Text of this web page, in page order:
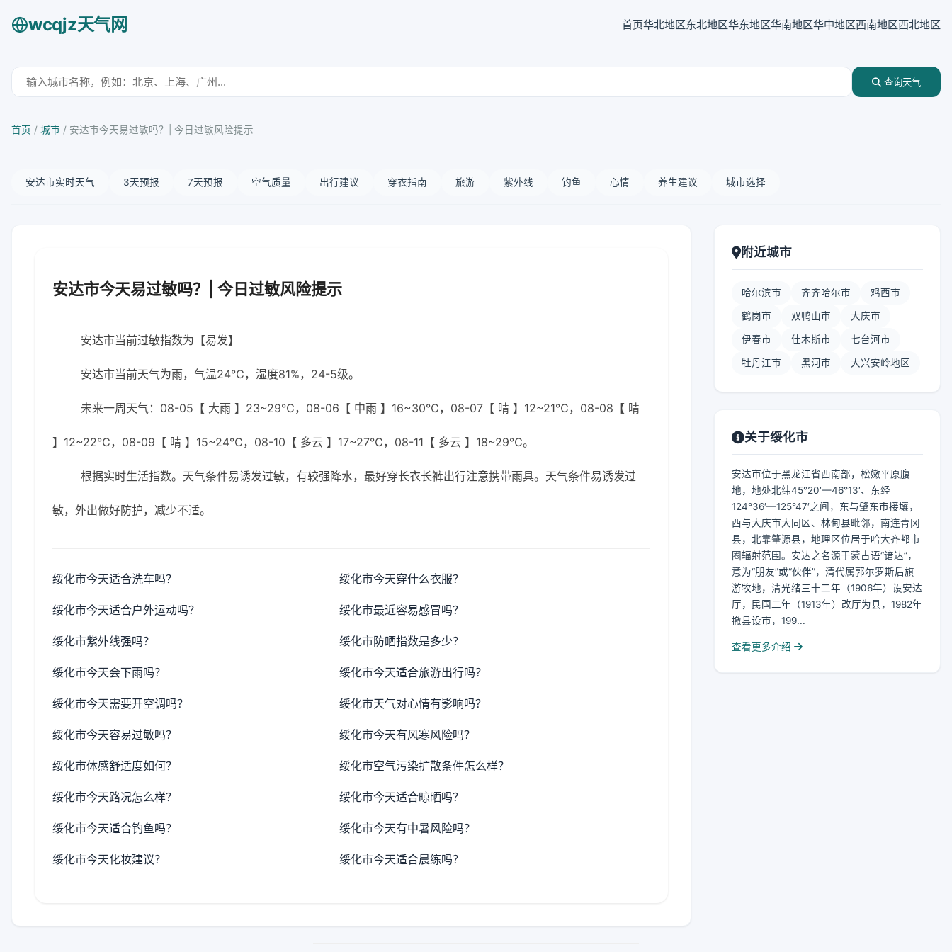
wcqjz天气网 首页华北地区东北地区华东地区华南地区华中地区西南地区西北地区
查询天气
首页 / 城市 / 安达市今天易过敏吗？| 今日过敏风险提示
安达市实时天气 3天预报 7天预报 空气质量 出行建议 穿衣指南 旅游 紫外线 钓鱼 心情 养生建议 城市选择
安达市今天易过敏吗？| 今日过敏风险提示
安达市当前过敏指数为【易发】
安达市当前天气为雨，气温24℃，湿度81%，24-5级。
未来一周天气：08-05【 大雨 】23~29℃，08-06【 中雨 】16~30℃，08-07【 晴 】12~21℃，08-08【 晴
】12~22℃，08-09【 晴 】15~24℃，08-10【 多云 】17~27℃，08-11【 多云 】18~29℃。
根据实时生活指数。天气条件易诱发过敏，有较强降水，最好穿长衣长裤出行注意携带雨具。天气条件易诱发过
敏，外出做好防护，减少不适。
绥化市今天适合洗车吗？ 绥化市今天穿什么衣服？
绥化市今天适合户外运动吗？ 绥化市最近容易感冒吗？
绥化市紫外线强吗？ 绥化市防晒指数是多少？
绥化市今天会下雨吗？ 绥化市今天适合旅游出行吗？
绥化市今天需要开空调吗？ 绥化市天气对心情有影响吗？
绥化市今天容易过敏吗？ 绥化市今天有风寒风险吗？
绥化市体感舒适度如何？ 绥化市空气污染扩散条件怎么样？
绥化市今天路况怎么样？ 绥化市今天适合晾晒吗？
绥化市今天适合钓鱼吗？ 绥化市今天有中暑风险吗？
绥化市今天化妆建议？ 绥化市今天适合晨练吗？
附近城市
哈尔滨市 齐齐哈尔市 鸡西市
鹤岗市 双鸭山市 大庆市
伊春市 佳木斯市 七台河市
牡丹江市 黑河市 大兴安岭地区
关于绥化市
安达市位于黑龙江省西南部，松嫩平原腹
地，地处北纬45°20′—46°13′、东经
124°36′—125°47′之间，东与肇东市接壤，
西与大庆市大同区、林甸县毗邻，南连青冈
县，北靠肇源县，地理区位居于哈大齐都市
圈辐射范围。安达之名源于蒙古语“谙达”，
意为“朋友”或“伙伴”，清代属郭尔罗斯后旗
游牧地，清光绪三十二年（1906年）设安达
厅，民国二年（1913年）改厅为县，1982年
撤县设市，199...
查看更多介绍